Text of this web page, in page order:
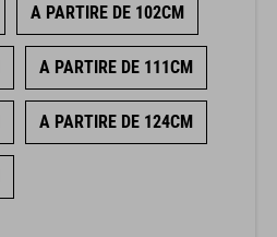
A PARTIRE DE 102CM
A PARTIRE DE 111CM
A PARTIRE DE 124CM